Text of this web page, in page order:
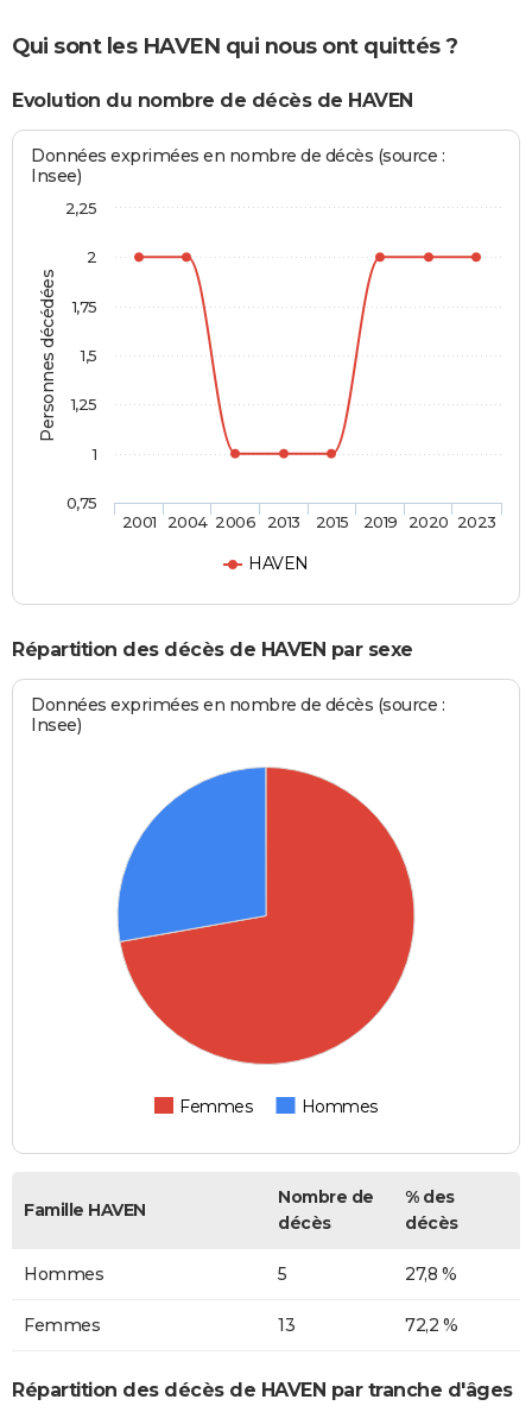
Qui sont les HAVEN qui nous ont quittés ?
Evolution du nombre de décès de HAVEN
Personnes décédées
Données exprimées en nombre de décès (source :
Insee)
HAVEN
2001 2004 2006 2013 2015 2019 2020 2023
0,75
1
1,25
1,5
1,75
2
2,25
Répartition des décès de HAVEN par sexe
Données exprimées en nombre de décès (source :
Insee)
Femmes Hommes
Famille HAVEN
Nombre de
décès
% des
décès
Hommes 5 27,8 %
Femmes 13 72,2 %
Répartition des décès de HAVEN par tranche d'âges